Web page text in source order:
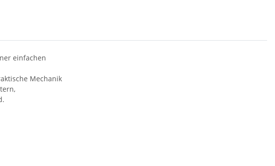
einfachen
Mechanik